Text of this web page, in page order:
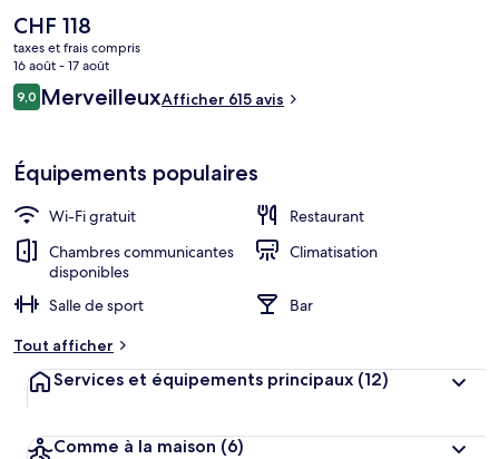
de métro Novoměstská radnice est à 2 min et Station de métro
Myslíkova, à 4 min.
Le
prix
actuel
est
de
CHF 118
taxes et frais compris
16 août - 17 août
Avis
voyageurs
9,09,0 sur 10
MerveilleuxAfficher 615 avis
Équipements populaires
Wi-Fi gratuit
Restaurant
Chambres communicantes
disponibles
Climatisation
Salle de sport
Bar
Tout afficher
Services et équipements principaux (12)
Comme à la maison (6)